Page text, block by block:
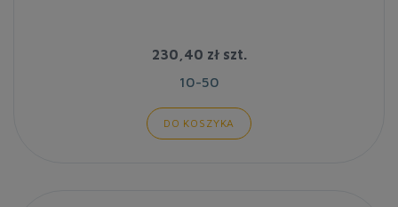
230,40 złszt.
10-50
DO KOSZYKA